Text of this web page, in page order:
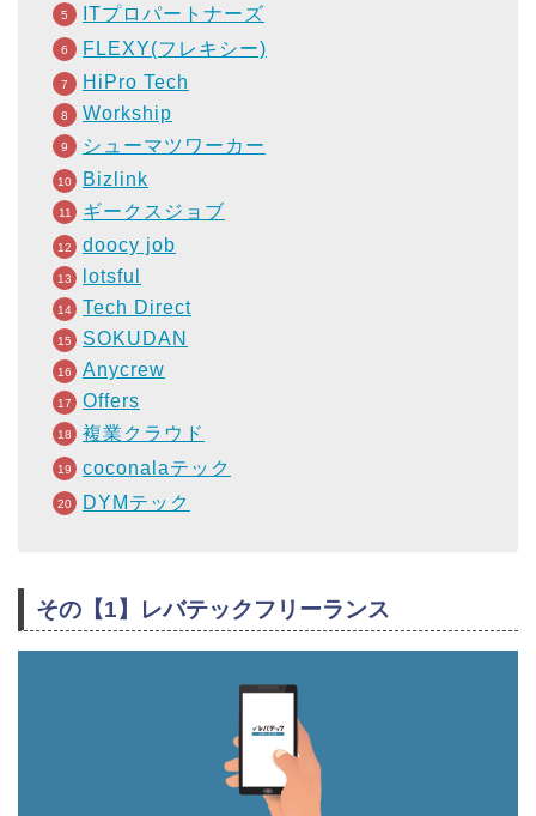
ITプロパートナーズ
FLEXY(フレキシー)
HiPro Tech
Workship
シューマツワーカー
Bizlink
ギークスジョブ
doocy job
lotsful
Tech Direct
SOKUDAN
Anycrew
Offers
複業クラウド
coconalaテック
DYMテック
その【1】レバテックフリーランス